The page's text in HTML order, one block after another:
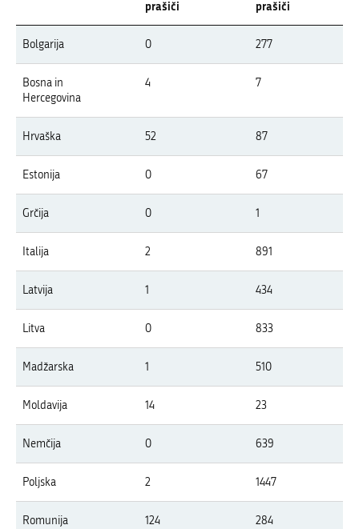
Pregled pojavov APK v letu 2026 po državah Evrope
V tabeli so prikazani izbruhi APK v Evropi v letu 2026 po državah, ločeno
prašiči prašiči
Bolgarija 0 277
Bosna in
Hercegovina
4 7
Hrvaška 52 87
Estonija 0 67
Grčija 0 1
Italija 2 891
Latvija 1 434
Litva 0 833
Madžarska 1 510
Moldavija 14 23
Nemčija 0 639
Poljska 2 1447
Romunija 124 284